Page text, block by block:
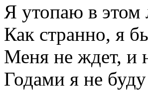
Я утопаю в этом
Как странно, я
Меня не ждет, и
Годами я не